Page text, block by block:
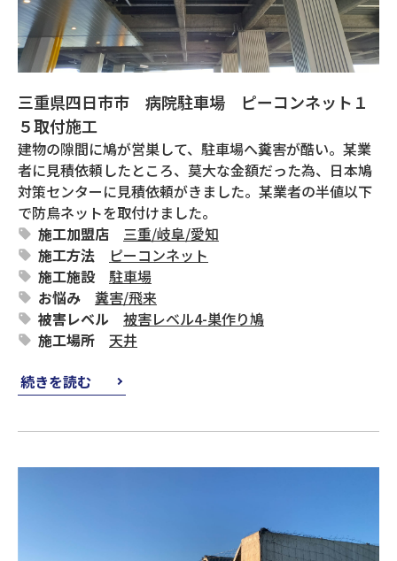
三重県四日市市 病院駐車場 ピーコンネット１
５取付施工
建物の隙間に鳩が営巣して、駐車場へ糞害が酷い。某業
者に見積依頼したところ、莫大な金額だった為、日本鳩
対策センターに見積依頼がきました。某業者の半値以下
で防鳥ネットを取付けました。
施工加盟店
三重/岐阜/愛知
施工方法
ピーコンネット
施工施設
駐車場
お悩み
糞害/飛来
被害レベル
被害レベル4-巣作り鳩
施工場所
天井
続きを読む